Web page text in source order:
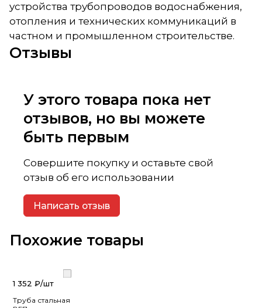
устройства трубопроводов водоснабжения,
отопления и технических коммуникаций в
частном и промышленном строительстве.
Отзывы
У этого товара пока нет
отзывов, но вы можете
быть первым
Совершите покупку и оставьте свой
отзыв об его использовании
Написать отзыв
Похожие товары
1 352 ₽/шт
Труба стальная